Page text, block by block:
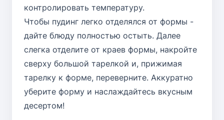
контролировать температуру.
Чтобы пудинг легко отделялся от формы -
дайте блюду полностью остыть. Далее
слегка отделите от краев формы, накройте
сверху большой тарелкой и, прижимая
тарелку к форме, переверните. Аккуратно
уберите форму и наслаждайтесь вкусным
десертом!